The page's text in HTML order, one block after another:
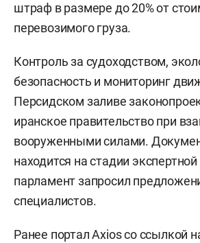
штраф в размере до 20% от
перевозимого груза.
Контроль за судоходством,
безопасность и мониторинг
Персидском заливе
иранское правительство при
вооруженными силами.
находится на стадии
парламент запросил
специалистов.
Ранее портал Axios со ссылкой